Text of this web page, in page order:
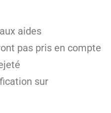
aides
pas pris en compte
sur